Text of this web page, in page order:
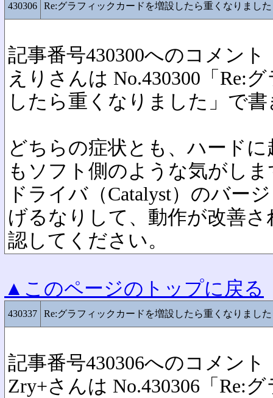
430306 Re:グラフィックカードを増設したら重くなりました
記事番号430300へのコメント
えりさんは No.430300「Re:
したら重くなりました」で
どちらの症状とも、ハード
もソフト側のような気がしま
ドライバ（Catalyst）のバー
げるなりして、動作が改善
認してください。
▲このページのトップに戻る
430337 Re:グラフィックカードを増設したら重くなりました
記事番号430306へのコメント
Zry+さんは No.430306「Re: